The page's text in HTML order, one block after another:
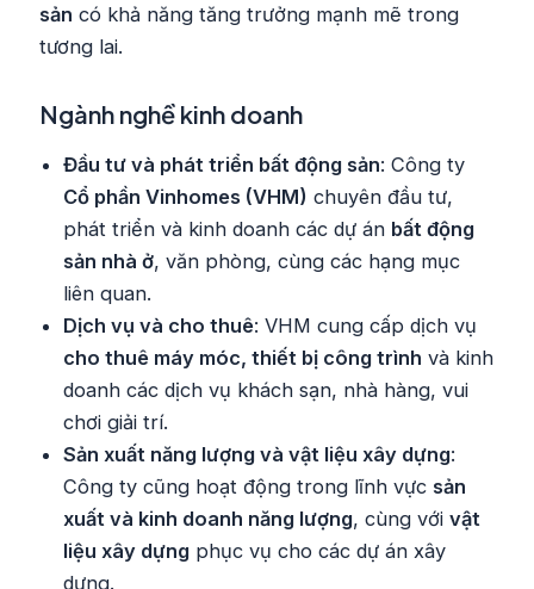
sản có khả năng tăng trưởng mạnh mẽ trong
tương lai.
Ngành nghề kinh doanh
Đầu tư và phát triển bất động sản: Công ty
Cổ phần Vinhomes (VHM) chuyên đầu tư,
phát triển và kinh doanh các dự án bất động
sản nhà ở, văn phòng, cùng các hạng mục
liên quan.
Dịch vụ và cho thuê: VHM cung cấp dịch vụ
cho thuê máy móc, thiết bị công trình và kinh
doanh các dịch vụ khách sạn, nhà hàng, vui
chơi giải trí.
Sản xuất năng lượng và vật liệu xây dựng:
Công ty cũng hoạt động trong lĩnh vực sản
xuất và kinh doanh năng lượng, cùng vớivật
liệu xây dựng phục vụ cho các dự án xây
dựng.